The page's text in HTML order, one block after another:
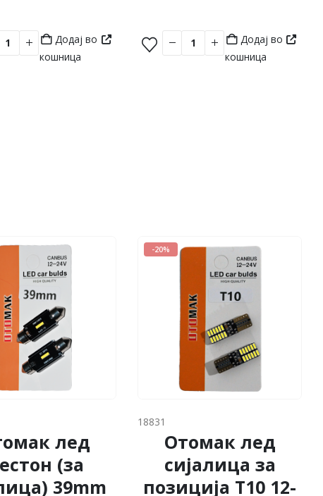
ден.
740.00 ден.
is:
629.00 ден.
Додај во
кошница
is:
Додај во
кошница
лед
(за
39mm
-20%
18831
Отомак лед
сијалица за
позиција Т10 12-